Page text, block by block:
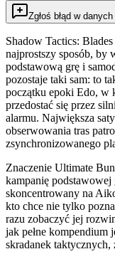
Zgłoś błąd w danych
Shadow Tactics:
najprostszy sposób, by
podstawową grę i
pozostaje taki sam: to
początku epoki Edo, w
przedostać się przez
alarmu. Największa
obserwowania tras
zsynchronizowanego
Znaczenie Ultimate
kampanię
skoncentrowany na
kto chce nie tylko
razu zobaczyć jej
jak pełne kompendium
skradanek taktycznych,